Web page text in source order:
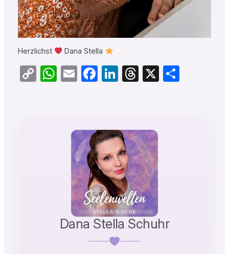
Herzlichst Dana Stella
CopyWhatsApp
EmailFacebook
LinkedIn
Threads
X Teilen
Dana Stella Schuhr